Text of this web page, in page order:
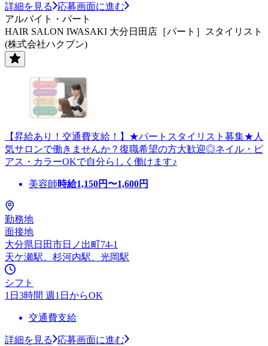
詳細を見る
応募画面に進む
アルバイト・パート
HAIR SALON IWASAKI 大分日田店［パート］スタイリスト
(株式会社ハクブン)
【昇給あり！交通費支給！】★パートスタイリスト募集★人
気サロンで働きませんか？復職希望の方大歓迎◎ネイル・ピ
アス・カラーOKで自分らしく働けます♪
美容師時給1,150円〜1,600円
勤務地
面接地
大分県日田市日ノ出町74-1
天ケ瀬駅、杉河内駅、光岡駅
シフト
1日3時間 週1日からOK
交通費支給
詳細を見る
応募画面に進む